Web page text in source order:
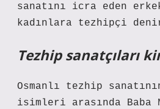
sanatını icra eden
kadınlara tezhipçi
Tezhip sanatçıları
Osmanlı tezhip
isimleri arasında Baba